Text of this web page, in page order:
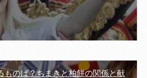
ものば？ちまきと柏餅の関係と献